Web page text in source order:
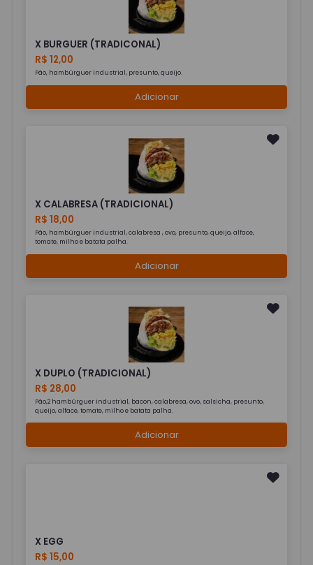
X BURGUER (TRADICONAL)
R$ 12,00
Pão, hambúrguer industrial, presunto, queijo.
Adicionar
X CALABRESA (TRADICIONAL)
R$ 18,00
Pão, hambúrguer industrial, calabresa , ovo, presunto, queijo, alface,
tomate, milho e batata palha.
Adicionar
X DUPLO (TRADICIONAL)
R$ 28,00
Pão,2 hambúrguer industrial, bacon, calabresa, ovo, salsicha, presunto,
queijo, alface, tomate, milho e batata palha.
Adicionar
X EGG
R$ 15,00